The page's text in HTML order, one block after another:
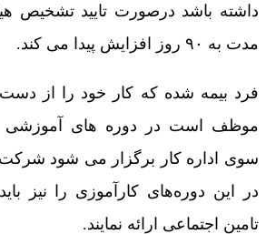
داشته باشد درصورت تایید تشخیص
مدت به ۹۰ روز افزایش پیدا می کند.
فرد بیمه شده که کار خود را از دست
موظف است در دوره های آموزشی
سوی اداره کار برگزار می شود
در این دوره‌های کارآموزی را نیز
تامین اجتماعی ارائه نمایند.